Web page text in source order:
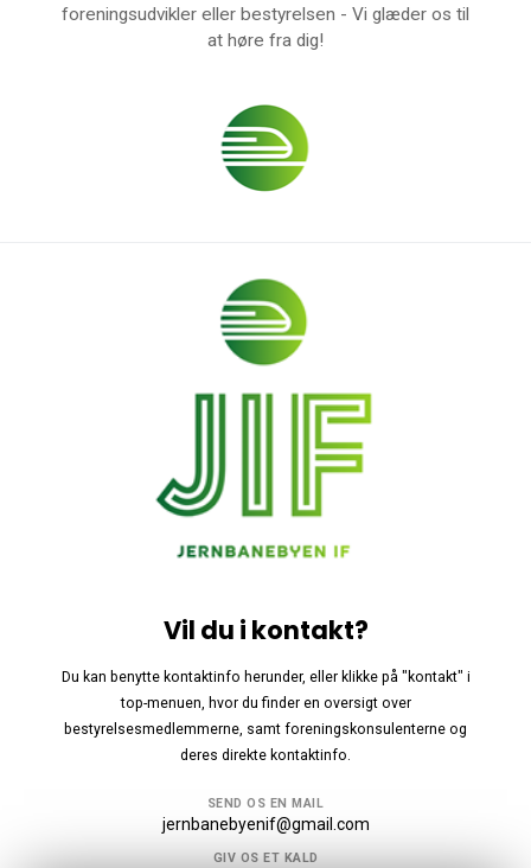
foreningsudvikler eller bestyrelsen - Vi glæder os til
at høre fra dig!
Vil du i kontakt?
Du kan benytte kontaktinfo herunder, eller klikke på "kontakt" i
top-menuen, hvor du finder en oversigt over
bestyrelsesmedlemmerne, samt foreningskonsulenterne og
deres direkte kontaktinfo.
SEND OS EN MAIL
jernbanebyenif@gmail.com
GIV OS ET KALD